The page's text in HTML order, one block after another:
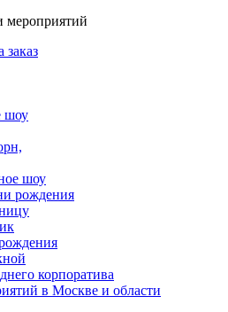
мероприятий
заказ
шоу
шоу
рождения
корпоратива
в Москве и области